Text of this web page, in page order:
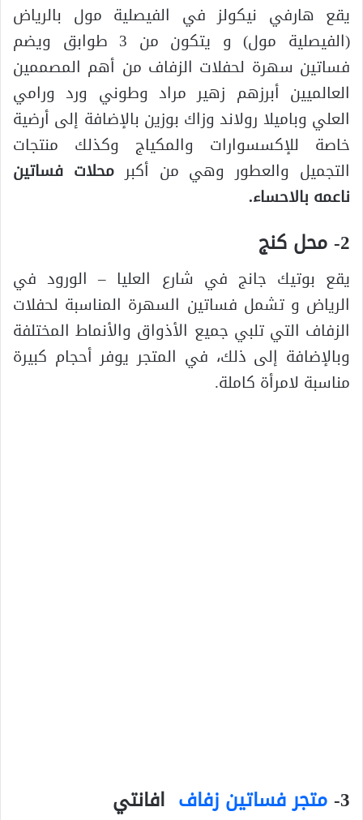
يقع هارفي نيكولز في الفيصلية مول بالرياض
(الفيصلية مول) و يتكون من 3 طوابق ويضم
فساتين سهرة لحفلات الزفاف من أهم المصممين
العالميين أبرزهم زهير مراد وطوني ورد ورامي
العلي وباميلا رولاند وزاك بوزين بالإضافة إلى أرضية
خاصة للإكسسوارات والمكياج وكذلك منتجات
التجميل والعطور وهي من أكبرمحلات فساتين
ناعمه بالاحساء.
2- محل كنج
يقع بوتيك جانج في شارع العليا – الورود في
الرياض و تشمل فساتين السهرة المناسبة لحفلات
الزفاف التي تلبي جميع الأذواق والأنماط المختلفة
وبالإضافة إلى ذلك، في المتجر يوفر أحجام كبيرة
مناسبة لامرأة كاملة.
3- متجر فساتين زفاف افانتي